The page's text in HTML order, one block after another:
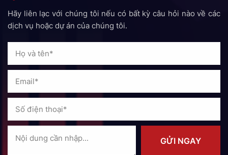
Hãy liên lạc với chúng tôi nếu có bất kỳ câu hỏi nào về các
dịch vụ hoặc dự án của chúng tôi.
GỬI NGAY